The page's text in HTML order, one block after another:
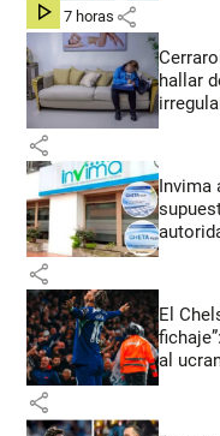
hace 7 horas share
hallar
share
Invima
share
El
al
share